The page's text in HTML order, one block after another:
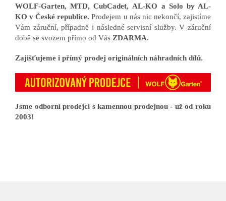
WOLF-Garten, MTD, CubCadet, AL-KO a Solo by AL-
KO v České republice.Prodejem u nás nic nekončí, zajistíme
Vám záruční, případně i následné servisní služby. V záruční
době se svozem přímo od Vás ZDARMA.
Zajišťujeme i přímý prodej originálních náhradních dílů.
Jsme odborní prodejci s kamennou prodejnou - už od roku
2003!